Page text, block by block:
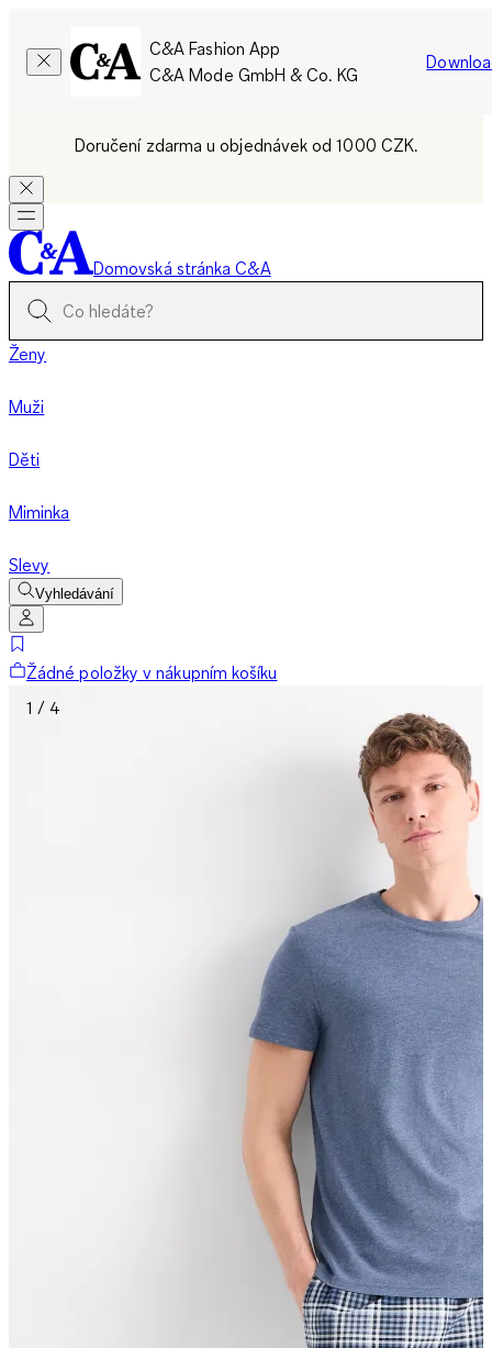
C&A Fashion App
C&A Mode GmbH & Co. KG
Doručení zdarma u objednávek od 1000 CZK.
Domovská stránka C&A
Ženy
Muži
Děti
Miminka
Slevy
Vyhledávání
Žádné položky v nákupním košíku
1 / 4